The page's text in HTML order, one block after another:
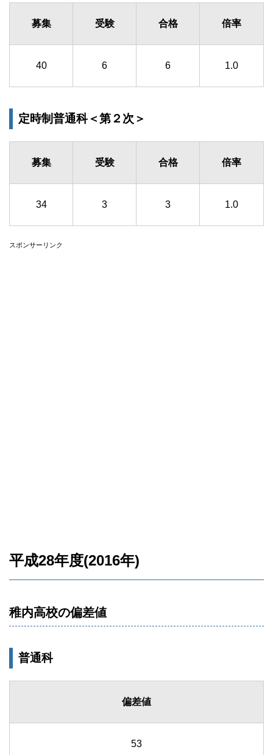
募集 受験 合格 倍率
40 6 6 1.0
定時制普通科＜第２次＞
募集 受験 合格 倍率
34 3 3 1.0
スポンサーリンク
平成28年度(2016年)
稚内高校の偏差値
普通科
偏差値
53